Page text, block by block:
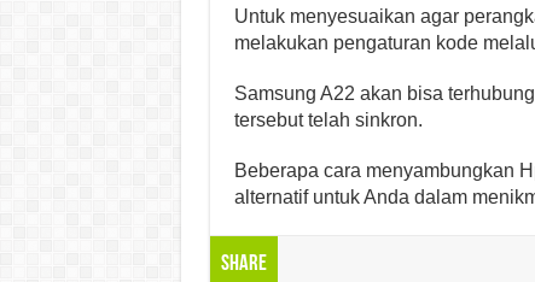
Untuk menyesuaikan agar
melakukan pengaturan kode
Samsung A22 akan bisa
tersebut telah sinkron.
Beberapa cara menyambungkan
alternatif untuk Anda dalam
Share